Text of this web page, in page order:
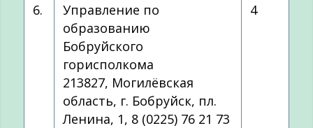
6.
Управление по
образованию
Бобруйского
горисполкома
213827, Могилёвская
область, г. Бобруйск, пл.
Ленина, 1, 8 (0225) 76 21 73
4